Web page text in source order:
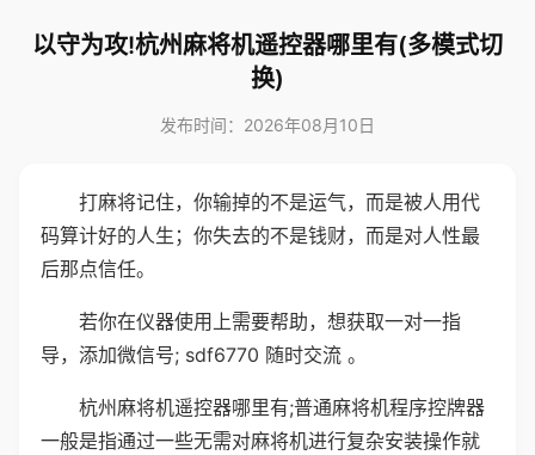
以守为攻!杭州麻将机遥控器哪里有(多模式切
换)
发布时间：2026年08月10日
打麻将记住，你输掉的不是运气，而是被人用代
码算计好的人生；你失去的不是钱财，而是对人性最
后那点信任。
若你在仪器使用上需要帮助，想获取一对一指
导，添加微信号; sdf6770 随时交流 。
杭州麻将机遥控器哪里有;普通麻将机程序控牌器
一般是指通过一些无需对麻将机进行复杂安装操作就